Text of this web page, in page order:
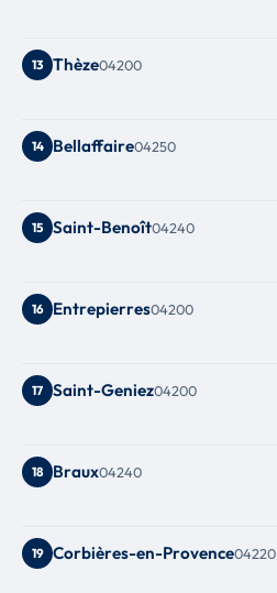
13 Thèze04200
14 Bellaffaire04250
15 Saint-Benoît04240
16 Entrepierres04200
17 Saint-Geniez04200
18 Braux04240
19 Corbières-en-Provence04220